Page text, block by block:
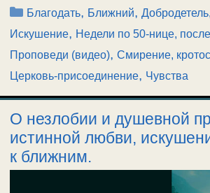
Рубрики
Благодать, Ближний,
Искушение, Недели по 50-нице,
Проповеди (видео), Смирение,
Церковь-присоединение, Чувства
О незлобии и душевной
истинной любви,
к ближним.